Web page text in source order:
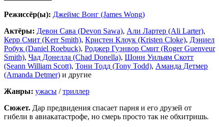
Режиссёр(ы): Джеймс Вонг (James Wong)
Актёры: Девон Сава (Devon Sawa), Али Лартер (Ali Larter),
Керр Смит (Kerr Smith), Кристен Клоук (Kristen Cloke), Дэниел
Робук (Daniel Roebuck), Роджер Гуэнвор Смит (Roger Guenveur
Smith), Чад Донелла (Chad Donella), Шонн Уильям Скотт
(Seann William Scott), Тони Тодд (Tony Todd), Аманда Детмер
(Amanda Detmer) и другие
Жанры: ужасы /триллер
Сюжет. Дар предвидения спасает парня и его друзей от
гибели в авиакатастрофе, но смерь просто так не обхитришь.